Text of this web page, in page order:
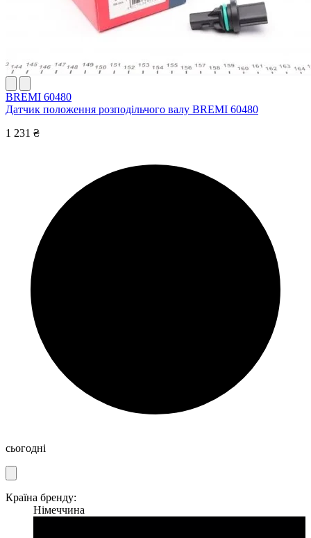
BREMI 60480
Датчик положення розподільчого валу BREMI 60480
1 231 ₴
сьогодні
Країна бренду:
Німеччина